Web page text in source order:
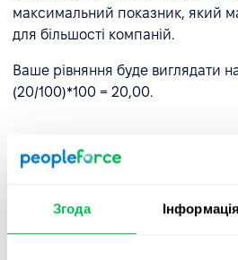
Згода Інформація
максимальний показник, який
для більшості компаній.
Ваше рівняння буде виглядати
(20/100)*100 = 20,00.
У скільки вам
висока плинність
Втрата великої кількості
основі, природно, дуже дорого